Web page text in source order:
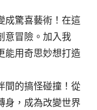
成驚喜藝術！在這
意冒險。加入我
能用奇思妙想打造
間的搞怪碰撞！從
身，成為改變世界